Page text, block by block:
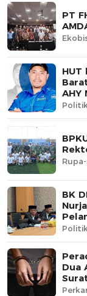
PT
HUT
AHY
Politik
BK
Politik
Dua